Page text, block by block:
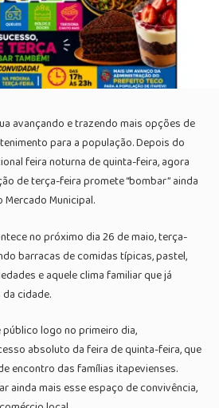
avançando e trazendo mais opções de
para a população. Depois do
feira noturna de quinta-feira, agora
de terça-feira promete “bombar” ainda
Municipal.
no próximo dia 26 de maio, terça-
barracas de comidas típicas, pastel,
e aquele clima familiar que já
cidade.
logo no primeiro dia,
absoluto da feira de quinta-feira, que
encontro das famílias itapevienses.
ainda mais esse espaço de convivência,